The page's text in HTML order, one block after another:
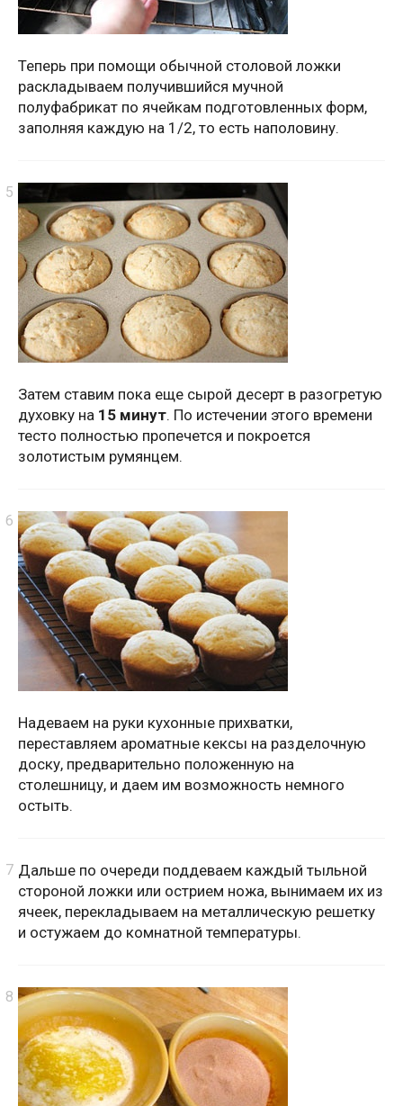
Теперь при помощи обычной столовой ложки
раскладываем получившийся мучной
полуфабрикат по ячейкам подготовленных форм,
заполняя каждую на 1/2, то есть наполовину.
Затем ставим пока еще сырой десерт в разогретую
духовку на 15 минут. По истечении этого времени
тесто полностью пропечется и покроется
золотистым румянцем.
Надеваем на руки кухонные прихватки,
переставляем ароматные кексы на разделочную
доску, предварительно положенную на
столешницу, и даем им возможность немного
остыть.
Дальше по очереди поддеваем каждый тыльной
стороной ложки или острием ножа, вынимаем их из
ячеек, перекладываем на металлическую решетку
и остужаем до комнатной температуры.